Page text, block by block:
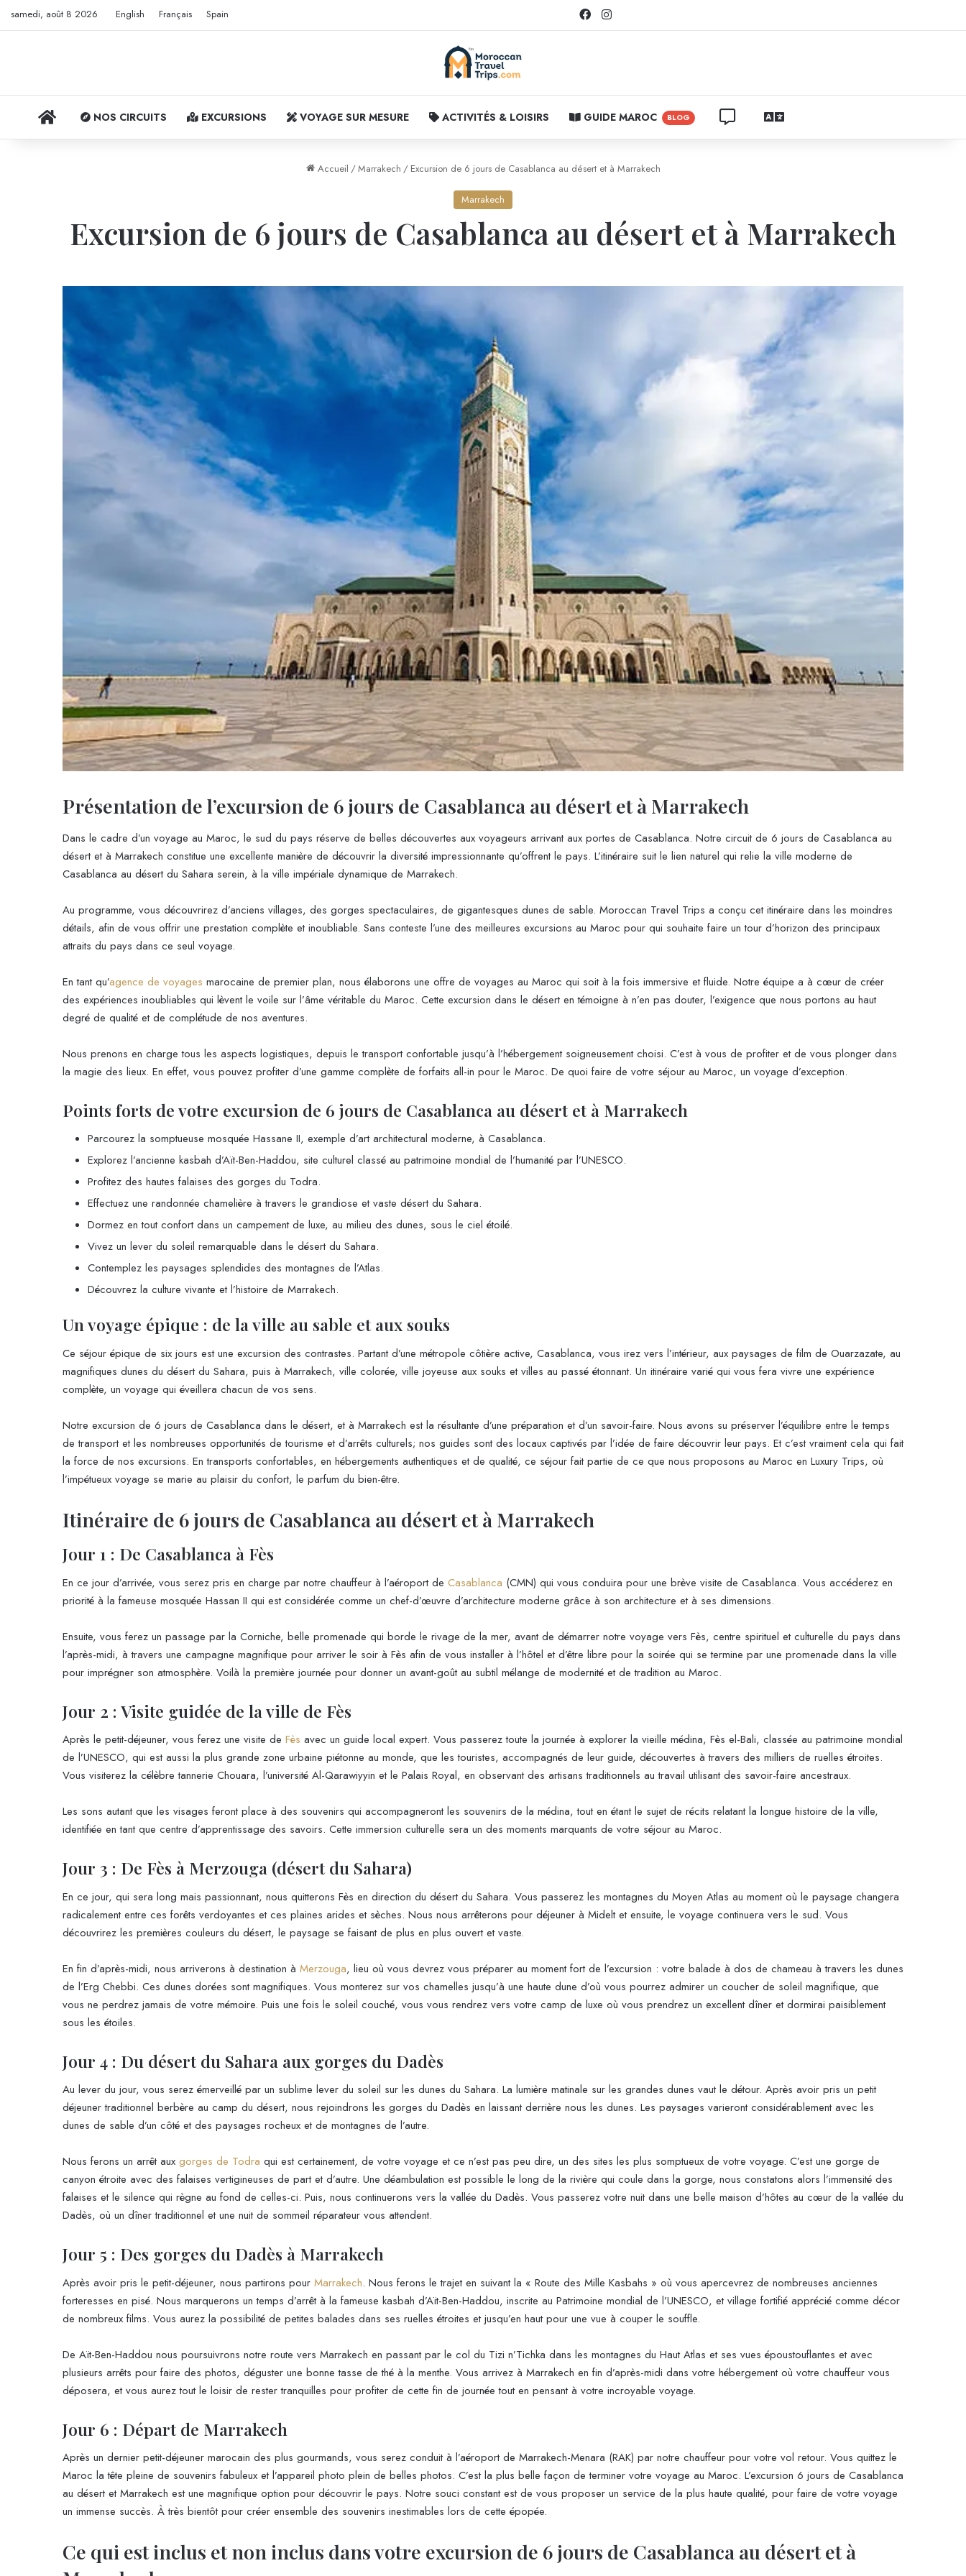
samedi, août 8 2026 English Français Spain FacebookInstagram
ACCUEILNOS CIRCUITS EXCURSIONS VOYAGE SUR MESURE ACTIVITÉS & LOISIRS GUIDE MAROC BLOG CONTACTEZ NOUS
LANGUAGES
Accueil /Marrakech / Excursion de 6 jours de Casablanca au désert et à Marrakech
Marrakech
Excursion de 6 jours de Casablanca au désert et à Marrakech
Présentation de l’excursion de 6 jours de Casablanca au désert et à Marrakech
Dans le cadre d’un voyage au Maroc, le sud du pays réserve de belles découvertes aux voyageurs arrivant aux portes de Casablanca. Notre circuit de 6 jours de Casablanca au
désert et à Marrakech constitue une excellente manière de découvrir la diversité impressionnante qu’offrent le pays. L’itinéraire suit le lien naturel qui relie la ville moderne de
Casablanca au désert du Sahara serein, à la ville impériale dynamique de Marrakech.
Au programme, vous découvrirez d’anciens villages, des gorges spectaculaires, de gigantesques dunes de sable. Moroccan Travel Trips a conçu cet itinéraire dans les moindres
détails, afin de vous offrir une prestation complète et inoubliable. Sans conteste l’une des meilleures excursions au Maroc pour qui souhaite faire un tour d’horizon des principaux
attraits du pays dans ce seul voyage.
En tant qu’agence de voyages marocaine de premier plan, nous élaborons une offre de voyages au Maroc qui soit à la fois immersive et fluide. Notre équipe a à cœur de créer
des expériences inoubliables qui lèvent le voile sur l’âme véritable du Maroc. Cette excursion dans le désert en témoigne à n’en pas douter, l’exigence que nous portons au haut
degré de qualité et de complétude de nos aventures.
Nous prenons en charge tous les aspects logistiques, depuis le transport confortable jusqu’à l’hébergement soigneusement choisi. C’est à vous de profiter et de vous plonger dans
la magie des lieux. En effet, vous pouvez profiter d’une gamme complète de forfaits all-in pour le Maroc. De quoi faire de votre séjour au Maroc, un voyage d’exception.
Points forts de votre excursion de 6 jours de Casablanca au désert et à Marrakech
Parcourez la somptueuse mosquée Hassane II, exemple d’art architectural moderne, à Casablanca.
Explorez l’ancienne kasbah d’Aït-Ben-Haddou, site culturel classé au patrimoine mondial de l’humanité par l’UNESCO.
Profitez des hautes falaises des gorges du Todra.
Effectuez une randonnée chamelière à travers le grandiose et vaste désert du Sahara.
Dormez en tout confort dans un campement de luxe, au milieu des dunes, sous le ciel étoilé.
Vivez un lever du soleil remarquable dans le désert du Sahara.
Contemplez les paysages splendides des montagnes de l’Atlas.
Découvrez la culture vivante et l’histoire de Marrakech.
Un voyage épique : de la ville au sable et aux souks
Ce séjour épique de six jours est une excursion des contrastes. Partant d’une métropole côtière active, Casablanca, vous irez vers l’intérieur, aux paysages de film de Ouarzazate, au
magnifiques dunes du désert du Sahara, puis à Marrakech, ville colorée, ville joyeuse aux souks et villes au passé étonnant. Un itinéraire varié qui vous fera vivre une expérience
complète, un voyage qui éveillera chacun de vos sens.
Notre excursion de 6 jours de Casablanca dans le désert, et à Marrakech est la résultante d’une préparation et d’un savoir-faire. Nous avons su préserver l’équilibre entre le temps
de transport et les nombreuses opportunités de tourisme et d’arrêts culturels; nos guides sont des locaux captivés par l’idée de faire découvrir leur pays. Et c’est vraiment cela qui fait
la force de nos excursions. En transports confortables, en hébergements authentiques et de qualité, ce séjour fait partie de ce que nous proposons au Maroc en Luxury Trips, où
l’impétueux voyage se marie au plaisir du confort, le parfum du bien-être.
Itinéraire de 6 jours de Casablanca au désert et à Marrakech
Jour 1 : De Casablanca à Fès
En ce jour d’arrivée, vous serez pris en charge par notre chauffeur à l’aéroport de Casablanca (CMN) qui vous conduira pour une brève visite de Casablanca. Vous accéderez en
priorité à la fameuse mosquée Hassan II qui est considérée comme un chef-d’œuvre d’architecture moderne grâce à son architecture et à ses dimensions.
Ensuite, vous ferez un passage par la Corniche, belle promenade qui borde le rivage de la mer, avant de démarrer notre voyage vers Fès, centre spirituel et culturelle du pays dans
l’après-midi, à travers une campagne magnifique pour arriver le soir à Fès afin de vous installer à l’hôtel et d’être libre pour la soirée qui se termine par une promenade dans la ville
pour imprégner son atmosphère. Voilà la première journée pour donner un avant-goût au subtil mélange de modernité et de tradition au Maroc.
Jour 2 : Visite guidée de la ville de Fès
Après le petit-déjeuner, vous ferez une visite de Fès avec un guide local expert. Vous passerez toute la journée à explorer la vieille médina, Fès el-Bali, classée au patrimoine mondial
de l’UNESCO, qui est aussi la plus grande zone urbaine piétonne au monde, que les touristes, accompagnés de leur guide, découvertes à travers des milliers de ruelles étroites.
Vous visiterez la célèbre tannerie Chouara, l’université Al-Qarawiyyin et le Palais Royal, en observant des artisans traditionnels au travail utilisant des savoir-faire ancestraux.
Les sons autant que les visages feront place à des souvenirs qui accompagneront les souvenirs de la médina, tout en étant le sujet de récits relatant la longue histoire de la ville,
identifiée en tant que centre d’apprentissage des savoirs. Cette immersion culturelle sera un des moments marquants de votre séjour au Maroc.
Jour 3 : De Fès à Merzouga (désert du Sahara)
En ce jour, qui sera long mais passionnant, nous quitterons Fès en direction du désert du Sahara. Vous passerez les montagnes du Moyen Atlas au moment où le paysage changera
radicalement entre ces forêts verdoyantes et ces plaines arides et sèches. Nous nous arrêterons pour déjeuner à Midelt et ensuite, le voyage continuera vers le sud. Vous
découvrirez les premières couleurs du désert, le paysage se faisant de plus en plus ouvert et vaste.
En fin d’après-midi, nous arriverons à destination à Merzouga, lieu où vous devrez vous préparer au moment fort de l’excursion : votre balade à dos de chameau à travers les dunes
de l’Erg Chebbi. Ces dunes dorées sont magnifiques. Vous monterez sur vos chamelles jusqu’à une haute dune d’où vous pourrez admirer un coucher de soleil magnifique, que
vous ne perdrez jamais de votre mémoire. Puis une fois le soleil couché, vous vous rendrez vers votre camp de luxe où vous prendrez un excellent dîner et dormirai paisiblement
sous les étoiles.
Jour 4 : Du désert du Sahara aux gorges du Dadès
Au lever du jour, vous serez émerveillé par un sublime lever du soleil sur les dunes du Sahara. La lumière matinale sur les grandes dunes vaut le détour. Après avoir pris un petit
déjeuner traditionnel berbère au camp du désert, nous rejoindrons les gorges du Dadès en laissant derrière nous les dunes. Les paysages varieront considérablement avec les
dunes de sable d’un côté et des paysages rocheux et de montagnes de l’autre.
Nous ferons un arrêt aux gorges de Todra qui est certainement, de votre voyage et ce n’est pas peu dire, un des sites les plus somptueux de votre voyage. C’est une gorge de
canyon étroite avec des falaises vertigineuses de part et d’autre. Une déambulation est possible le long de la rivière qui coule dans la gorge, nous constatons alors l’immensité des
falaises et le silence qui règne au fond de celles-ci. Puis, nous continuerons vers la vallée du Dadès. Vous passerez votre nuit dans une belle maison d’hôtes au cœur de la vallée du
Dadès, où un dîner traditionnel et une nuit de sommeil réparateur vous attendent.
Jour 5 : Des gorges du Dadès à Marrakech
Après avoir pris le petit-déjeuner, nous partirons pour Marrakech. Nous ferons le trajet en suivant la « Route des Mille Kasbahs » où vous apercevrez de nombreuses anciennes
forteresses en pisé. Nous marquerons un temps d’arrêt à la fameuse kasbah d’Aït-Ben-Haddou, inscrite au Patrimoine mondial de l’UNESCO, et village fortifié apprécié comme décor
de nombreux films. Vous aurez la possibilité de petites balades dans ses ruelles étroites et jusqu’en haut pour une vue à couper le souffle.
De Aït-Ben-Haddou nous poursuivrons notre route vers Marrakech en passant par le col du Tizi n’Tichka dans les montagnes du Haut Atlas et ses vues époustouflantes et avec
plusieurs arrêts pour faire des photos, déguster une bonne tasse de thé à la menthe. Vous arrivez à Marrakech en fin d’après-midi dans votre hébergement où votre chauffeur vous
déposera, et vous aurez tout le loisir de rester tranquilles pour profiter de cette fin de journée tout en pensant à votre incroyable voyage.
Jour 6 : Départ de Marrakech
Après un dernier petit-déjeuner marocain des plus gourmands, vous serez conduit à l’aéroport de Marrakech-Menara (RAK) par notre chauffeur pour votre vol retour. Vous quittez le
Maroc la tête pleine de souvenirs fabuleux et l’appareil photo plein de belles photos. C’est la plus belle façon de terminer votre voyage au Maroc. L’excursion 6 jours de Casablanca
au désert et Marrakech est une magnifique option pour découvrir le pays. Notre souci constant est de vous proposer un service de la plus haute qualité, pour faire de votre voyage
un immense succès. À très bientôt pour créer ensemble des souvenirs inestimables lors de cette épopée.
Ce qui est inclus et non inclus dans votre excursion de 6 jours de Casablanca au désert et à